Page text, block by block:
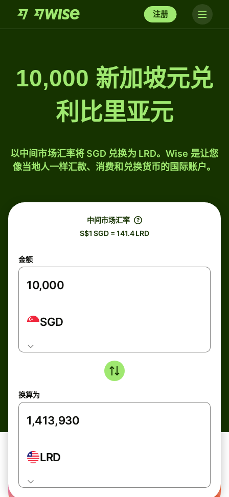
注册
10,000 新加坡元兑
利比里亚元
以中间市场汇率将 SGD 兑换为 LRD。Wise 是让您
像当地人一样汇款、消费和兑换货币的国际账户。
中间市场汇率
S$1 SGD = 141.4 LRD
金额
SGD
换算为
LRD